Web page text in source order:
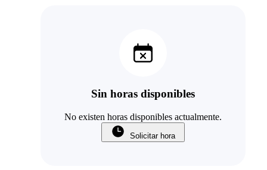
Sin horas disponibles
No existen horas disponibles actualmente.
Solicitar hora